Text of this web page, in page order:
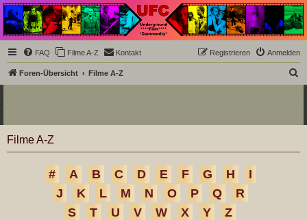
Underground Film
Community
Die Underground Film Community ist ein deutschsprachiges Filmforum und ein Paradies
für Cineasten und Filmsüchtige jenseits des Mainstreams.
FAQ Filme A-Z Kontakt Anmelden
Registrieren
Foren-Übersicht Filme A-Z
Filme A-Z
# A B C D E F G H
I
J
K L M N O P Q
R
S
T U V W X Y Z